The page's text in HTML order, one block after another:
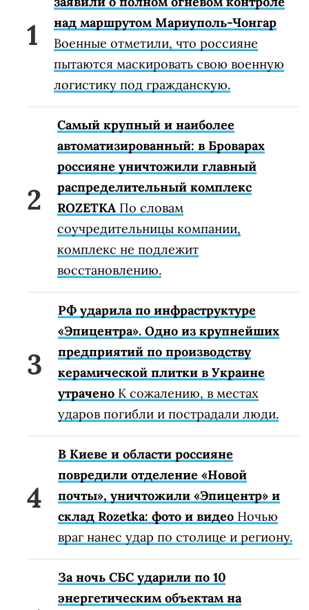
над маршрутом Мариуполь-Чонгар
Военные отметили, что россияне
пытаются маскировать свою военную
логистику под гражданскую.
Самый крупный и наиболее
автоматизированный: в Броварах
россияне уничтожили главный
распределительный комплекс
ROZETKA По словам
соучредительницы компании,
комплекс не подлежит
восстановлению.
РФ ударила по инфраструктуре
«Эпицентра». Одно из крупнейших
предприятий по производству
керамической плитки в Украине
утрачено К сожалению, в местах
ударов погибли и пострадали люди.
В Киеве и области россияне
повредили отделение «Новой
почты», уничтожили «Эпицентр» и
склад Rozetka: фото и видео Ночью
враг нанес удар по столице и региону.
За ночь СБС ударили по 10
энергетическим объектам на